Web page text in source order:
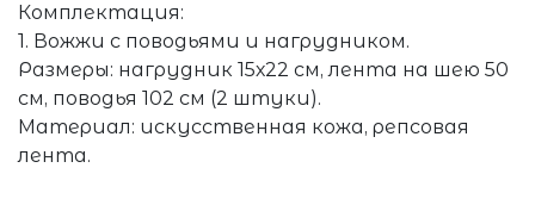
Комплектация:
1. Вожжи с поводьями и нагрудником.
Размеры: нагрудник 15х22 см, лента на шею 50
см, поводья 102 см (2 штуки).
Материал: искусственная кожа, репсовая
лента.